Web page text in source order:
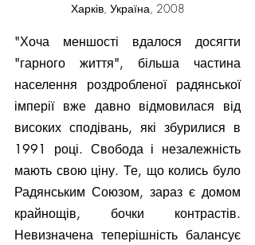
Харків, Україна, 2008
"Хоча меншості вдалося досягти
"гарного життя", більша частина
населення роздробленої радянської
імперії вже давно відмовилася від
високих сподівань, які збурилися в
1991 році. Свобода і незалежність
мають свою ціну. Те, що колись було
Радянським Союзом, зараз є домом
крайнощів, бочки контрастів.
Невизначена теперішність балансує